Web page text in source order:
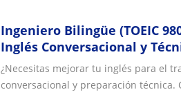
Ingeniero Bilingüe (TOEIC
Inglés Conversacional y
profesionales
¿Necesitas mejorar tu inglés para el
conversacional y preparación técnica.